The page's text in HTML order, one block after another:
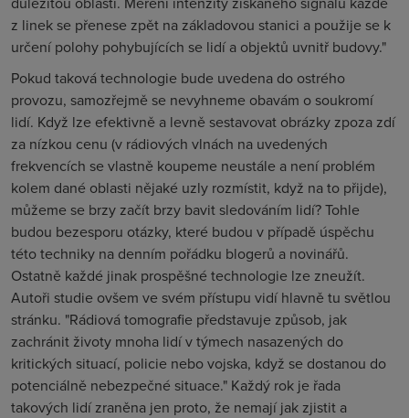
z linek se přenese zpět na základovou stanici a použije se k
určení polohy pohybujících se lidí a objektů uvnitř budovy."
Pokud taková technologie bude uvedena do ostrého
provozu, samozřejmě se nevyhneme obavám o soukromí
lidí. Když lze efektivně a levně sestavovat obrázky zpoza zdí
za nízkou cenu (v rádiových vlnách na uvedených
frekvencích se vlastně koupeme neustále a není problém
kolem dané oblasti nějaké uzly rozmístit, když na to přijde),
můžeme se brzy začít brzy bavit sledováním lidí? Tohle
budou bezesporu otázky, které budou v případě úspěchu
této techniky na denním pořádku blogerů a novinářů.
Ostatně každé jinak prospěšné technologie lze zneužít.
Autoři studie ovšem ve svém přístupu vidí hlavně tu světlou
stránku. "Rádiová tomografie představuje způsob, jak
zachránit životy mnoha lidí v týmech nasazených do
kritických situací, policie nebo vojska, když se dostanou do
potenciálně nebezpečné situace." Každý rok je řada
takových lidí zraněna jen proto, že nemají jak zjistit a